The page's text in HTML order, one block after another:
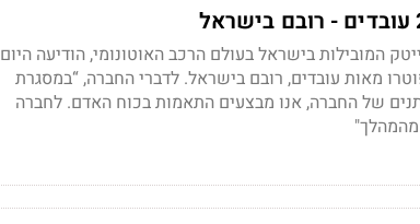
המובילות בישראל בעולם הרכב האוטונומי, הודיעה היום
מאות עובדים, רובם בישראל. לדברי החברה, “במסגרת
של החברה, אנו מבצעים התאמות בכוח האדם. לחברה